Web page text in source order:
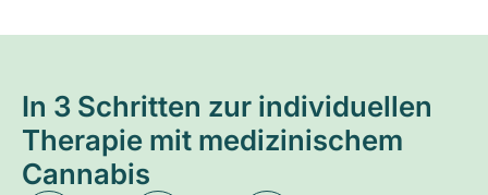
In 3 Schritten zur individuellen
Therapie mit medizinischem
Cannabis